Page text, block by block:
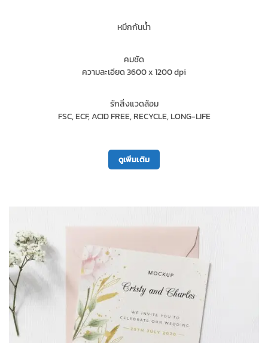
หมึกกันน้ำ
คมชัด
ความละเอียด 3600 x 1200 dpi
รักสิ่งแวดล้อม
FSC, ECF, ACID FREE, RECYCLE, LONG-LIFE
ดูเพิ่มเติม